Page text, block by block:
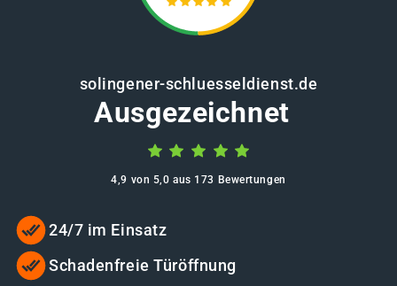
solingener-schluesseldienst.de
Ausgezeichnet
4,9 von 5,0 aus 173 Bewertungen
24/7 im Einsatz
Schadenfreie Türöffnung